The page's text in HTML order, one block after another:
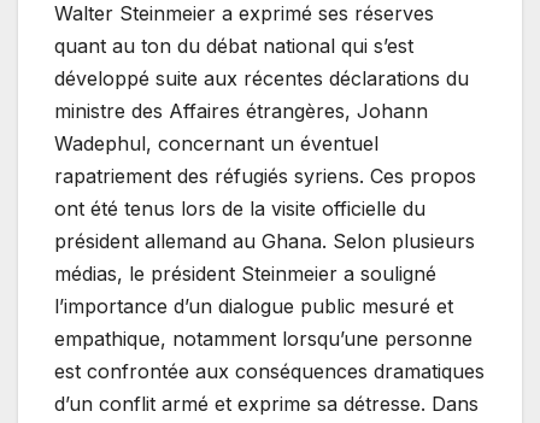
Walter Steinmeier a exprimé ses réserves
quant au ton du débat national qui s’est
développé suite aux récentes déclarations du
ministre des Affaires étrangères, Johann
Wadephul, concernant un éventuel
rapatriement des réfugiés syriens. Ces propos
ont été tenus lors de la visite officielle du
président allemand au Ghana. Selon plusieurs
médias, le président Steinmeier a souligné
l’importance d’un dialogue public mesuré et
empathique, notamment lorsqu’une personne
est confrontée aux conséquences dramatiques
d’un conflit armé et exprime sa détresse. Dans